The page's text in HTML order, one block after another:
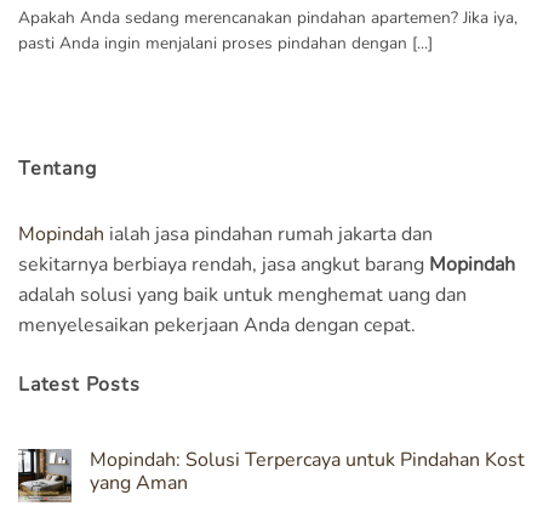
Apakah Anda sedang merencanakan pindahan apartemen? Jika iya,
pasti Anda ingin menjalani proses pindahan dengan [...]
Tentang
Mopindah ialah jasa pindahan rumah jakarta dan
sekitarnya berbiaya rendah, jasa angkut barang Mopindah
adalah solusi yang baik untuk menghemat uang dan
menyelesaikan pekerjaan Anda dengan cepat.
Latest Posts
Mopindah: Solusi Terpercaya untuk Pindahan Kost
yang Aman